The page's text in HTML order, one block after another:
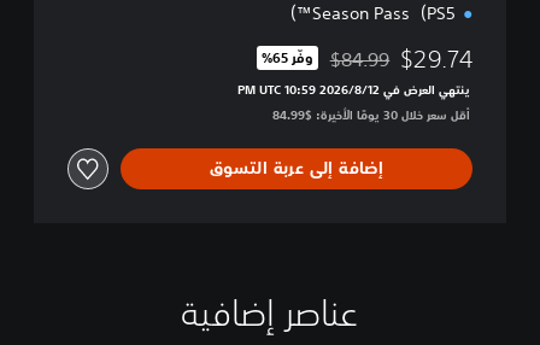
Season Pass（PS5™）
$29.74 مخصوم من السعر الأصلي البالغ $84.99‏
$84.99 وفّر 65%‏
ينتهي العرض في 12‏/8‏/2026 10:59 PM UTC‏
أقل سعر خلال 30 يومًا الأخيرة: $84.99‏
إضافة إلى عربة التسوق
عناصر إضافية